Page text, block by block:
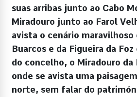
suas arribas junto ao Cabo
Miradouro junto ao Farol
avista o cenário maravilhoso
Buarcos e da Figueira da
do concelho, o Miradouro da
onde se avista uma
norte, sem falar do